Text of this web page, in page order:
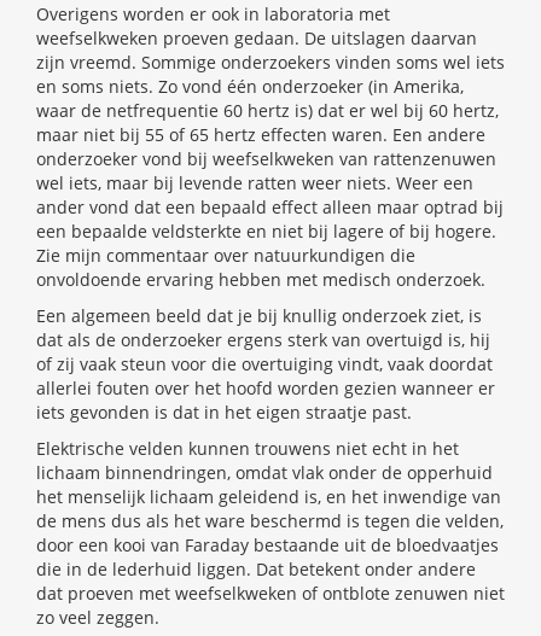
Overigens worden er ook in laboratoria met
weefselkweken proeven gedaan. De uitslagen daarvan
zijn vreemd. Sommige onderzoekers vinden soms wel iets
en soms niets. Zo vond één onderzoeker (in Amerika,
waar de netfrequentie 60 hertz is) dat er wel bij 60 hertz,
maar niet bij 55 of 65 hertz effecten waren. Een andere
onderzoeker vond bij weefselkweken van rattenzenuwen
wel iets, maar bij levende ratten weer niets. Weer een
ander vond dat een bepaald effect alleen maar optrad bij
een bepaalde veldsterkte en niet bij lagere of bij hogere.
Zie mijn commentaar over natuurkundigen die
onvoldoende ervaring hebben met medisch onderzoek.
Een algemeen beeld dat je bij knullig onderzoek ziet, is
dat als de onderzoeker ergens sterk van overtuigd is, hij
of zij vaak steun voor die overtuiging vindt, vaak doordat
allerlei fouten over het hoofd worden gezien wanneer er
iets gevonden is dat in het eigen straatje past.
Elektrische velden kunnen trouwens niet echt in het
lichaam binnendringen, omdat vlak onder de opperhuid
het menselijk lichaam geleidend is, en het inwendige van
de mens dus als het ware beschermd is tegen die velden,
door een kooi van Faraday bestaande uit de bloedvaatjes
die in de lederhuid liggen. Dat betekent onder andere
dat proeven met weefselkweken of ontblote zenuwen niet
zo veel zeggen.